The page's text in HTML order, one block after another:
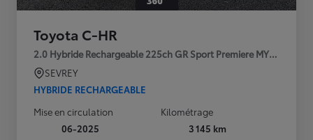
Toyota C-HR
2.0 Hybride Rechargeable 225ch GR Sport Premiere MY25
SEVREY
HYBRIDE RECHARGEABLE
Mise en circulation
06-2025
Kilométrage
3 145 km